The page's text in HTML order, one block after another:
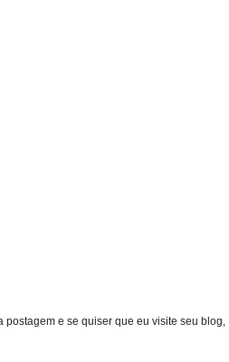
e se quiser que eu visite seu blog,